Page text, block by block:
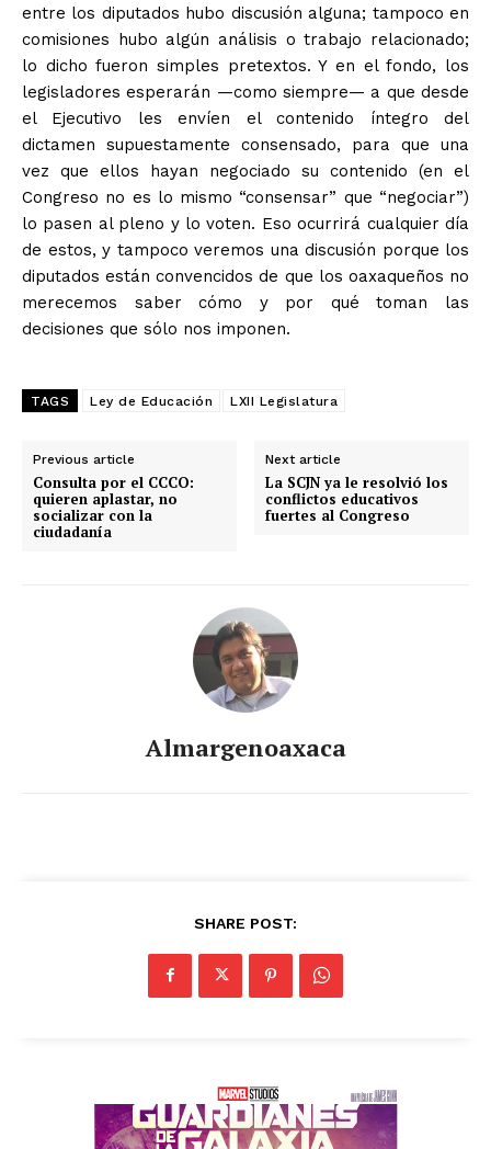
entre los diputados hubo discusión alguna; tampoco en
comisiones hubo algún análisis o trabajo relacionado;
lo dicho fueron simples pretextos. Y en el fondo, los
legisladores esperarán —como siempre— a que desde
el Ejecutivo les envíen el contenido íntegro del
dictamen supuestamente consensado, para que una
vez que ellos hayan negociado su contenido (en el
Congreso no es lo mismo “consensar” que “negociar”)
lo pasen al pleno y lo voten. Eso ocurrirá cualquier día
de estos, y tampoco veremos una discusión porque los
diputados están convencidos de que los oaxaqueños no
merecemos saber cómo y por qué toman las
decisiones que sólo nos imponen.
TAGS Ley de Educación LXII Legislatura
Previous article
Consulta por el CCCO:
quieren aplastar, no
socializar con la
ciudadanía
Next article
La SCJN ya le resolvió los
conflictos educativos
fuertes al Congreso
Almargenoaxaca
SHARE POST: